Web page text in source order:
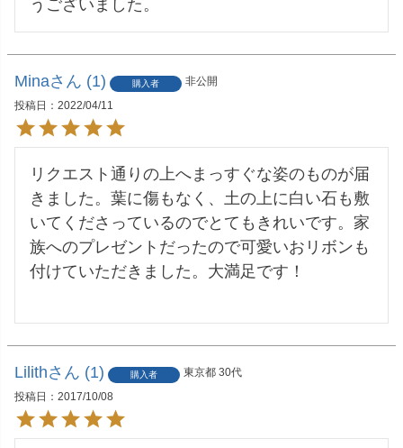
うございました。
Mina 1 購入者
非公開
投稿日
2022/04/11
リクエスト通りの上へまっすぐな姿のものが届
きました。葉に傷もなく、土の上に白い石も敷
いてくださっているのでとてもきれいです。家
族へのプレゼントだったので可愛いおリボンも
付けていただきました。大満足です！
Lilith 1 購入者 東京都 30代
投稿日
2017/10/08